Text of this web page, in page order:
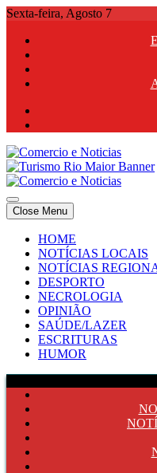
Skip
content
Sexta-feira, Agosto 7
Comercio e Noticias
Notícias e Publicidade Online
Comercio e Noticias
Notícias e Publicidade Online
Close Menu
HOME
NOTÍCIAS LOCAIS
NOTÍCIAS
DESPORTO
NECROLOGIA
OPINIÃO
SAÚDE/LAZER
ESCRITURAS
HUMOR